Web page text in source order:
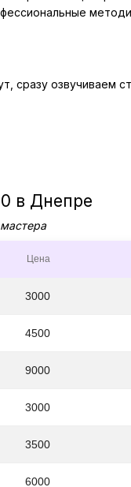
сразу озвучиваем
в Днепре
Цена
3000
4500
9000
3000
3500
6000